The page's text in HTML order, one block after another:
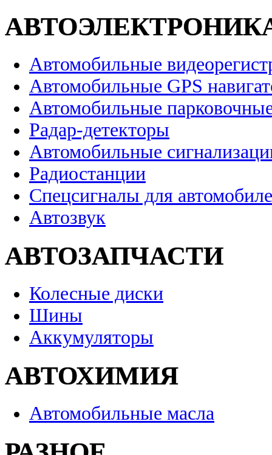
Автомобильные
Автомобильные GPS
Автомобильные
Радар-детекторы
Автомобильные
Радиостанции
Спецсигналы для
Автозвук
АВТОЗАПЧАСТИ
Колесные диски
Шины
Аккумуляторы
АВТОХИМИЯ
Автомобильные масла